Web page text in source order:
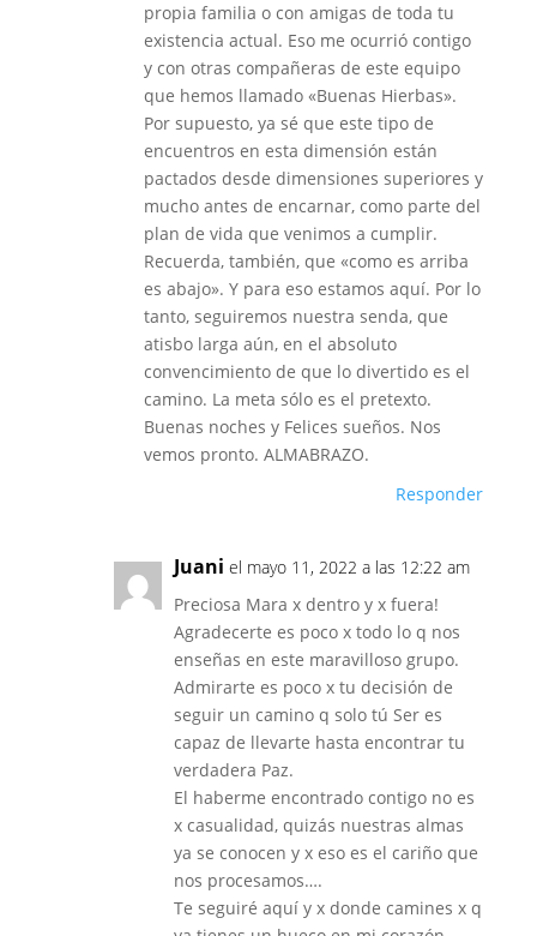
propia familia o con amigas de toda tu
existencia actual. Eso me ocurrió contigo
y con otras compañeras de este equipo
que hemos llamado «Buenas Hierbas».
Por supuesto, ya sé que este tipo de
encuentros en esta dimensión están
pactados desde dimensiones superiores y
mucho antes de encarnar, como parte del
plan de vida que venimos a cumplir.
Recuerda, también, que «como es arriba
es abajo». Y para eso estamos aquí. Por lo
tanto, seguiremos nuestra senda, que
atisbo larga aún, en el absoluto
convencimiento de que lo divertido es el
camino. La meta sólo es el pretexto.
Buenas noches y Felices sueños. Nos
vemos pronto. ALMABRAZO.
Responder
Juani el mayo 11, 2022 a las 12:22 am
Preciosa Mara x dentro y x fuera!
Agradecerte es poco x todo lo q nos
enseñas en este maravilloso grupo.
Admirarte es poco x tu decisión de
seguir un camino q solo tú Ser es
capaz de llevarte hasta encontrar tu
verdadera Paz.
El haberme encontrado contigo no es
x casualidad, quizás nuestras almas
ya se conocen y x eso es el cariño que
nos procesamos….
Te seguiré aquí y x donde camines x q